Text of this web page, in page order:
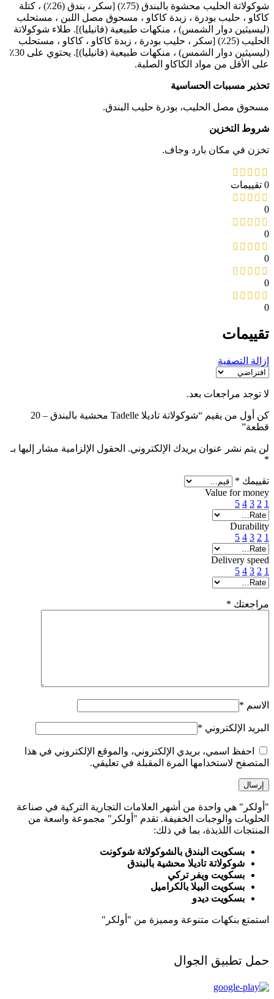
شوكولاتة الحليب محشوة بالبندق (75٪) [سكر ، بندق (26٪) ، كتلة
كاكاو ، حليب بودرة ، زبدة كاكاو ، مسحوق مصل اللبن ، مستحلب
(ليسيثين دوار الشمس) ، منكهات طبيعية (فانيليا)]. طلاء شوكولاتة
الحليب (25٪) [سكر ، حليب بودرة ، زبدة كاكاو ، كاكاو ، مستحلب
(ليسيثين دوار الشمس) ، منكهات طبيعية (فانيليا)]. يحتوي على 30٪
على الأقل من مواد الكاكاو الصلبة.
تحذير مسببات الحساسية
مسحوق مصل الحليب، بودرة حليب البندق.
شروط التخزين
تخزن في مكان بارد وجاف.
0 تقييمات
0
0
0
0
0
تقييمات
إزالة التصفية
لا توجد مراجعات بعد.
كن أول من يقيم “شوكولاتة تاديلا Tadelle محشية بالبندق – 20
قطعة”
لن يتم نشر عنوان بريدك الإلكتروني. الحقول الإلزامية مشار إليها بـ
*
تقييمك *
Value for money
1
2
3
4
5
Durability
1
2
3
4
5
Delivery speed
1
2
3
4
5
مراجعتك *
الاسم *
البريد الإلكتروني *
احفظ اسمي، بريدي الإلكتروني، والموقع الإلكتروني في هذا
المتصفح لاستخدامها المرة المقبلة في تعليقي.
"أولكر" هي واحدة من أشهر العلامات التجارية التركية في صناعة
الحلويات والوجبات الخفيفة. تقدم "أولكر" مجموعة واسعة من
المنتجات اللذيذة، بما في ذلك:
بسكويت البندق بالشوكولاتة شوكونت
شوكولاتة تاديلا محشية بالبندق
بسكويت ويفر تركي
بسكويت البيلا بالكراميل
بسكويت ديدو
استمتع بنكهات متنوعة ومميزة من "أولكر"
حمل تطبيق الجوال